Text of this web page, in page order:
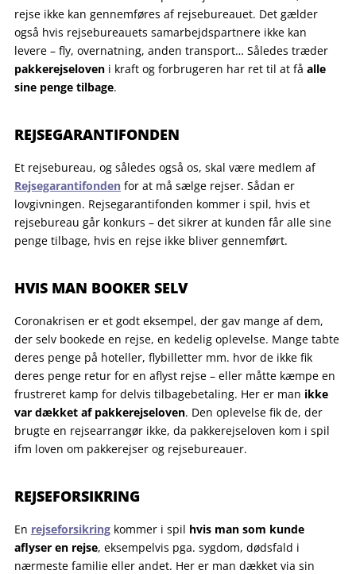
rejse ikke kan gennemføres af rejsebureauet. Det gælder
også hvis rejsebureauets samarbejdspartnere ikke kan
levere – fly, overnatning, anden transport… Således træder
pakkerejseloveni kraft og forbrugeren har ret til at få alle
sine penge tilbage.
REJSEGARANTIFONDEN
Et rejsebureau, og således også os, skal være medlem af
Rejsegarantifondenfor at må sælge rejser. Sådan er
lovgivningen. Rejsegarantifonden kommer i spil, hvis et
rejsebureau går konkurs – det sikrer at kunden får alle sine
penge tilbage, hvis en rejse ikke bliver gennemført.
HVIS MAN BOOKER SELV
Coronakrisen er et godt eksempel, der gav mange af dem,
der selv bookede en rejse, en kedelig oplevelse. Mange tabte
deres penge på hoteller, flybilletter mm. hvor de ikke fik
deres penge retur for en aflyst rejse – eller måtte kæmpe en
frustreret kamp for delvis tilbagebetaling. Her er man ikke
var dækket af pakkerejseloven. Den oplevelse fik de, der
brugte en rejsearrangør ikke, da pakkerejseloven kom i spil
ifm loven om pakkerejser og rejsebureauer.
REJSEFORSIKRING
En rejseforsikringkommer i spil hvis man som kunde
aflyser en rejse, eksempelvis pga. sygdom, dødsfald i
nærmeste familie eller andet. Her er man dækket via sin